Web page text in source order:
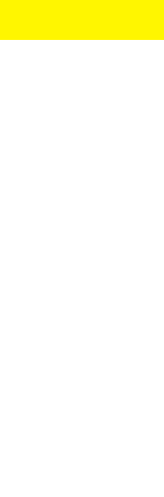
to